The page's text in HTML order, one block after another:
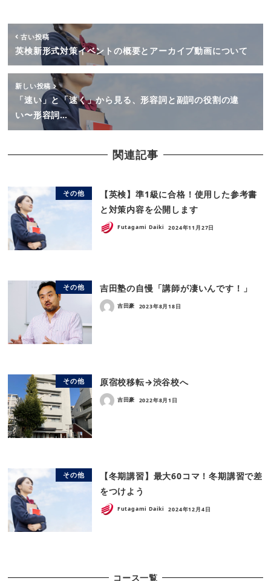
古い投稿
英検新形式対策イベントの概要とアーカイブ動画について
新しい投稿
「速い」と「速く」から見る、形容詞と副詞の役割の違
い〜形容詞…
関連記事
その他
【英検】準1級に合格！使用した参考書
と対策内容を公開します
Futagami Daiki 2024年11月27日
その他 吉田塾の自慢「講師が凄いんです！」
吉田豪 2023年8月18日
その他 原宿校移転→渋谷校へ
吉田豪 2022年8月1日
その他
【冬期講習】最大60コマ！冬期講習で差
をつけよう
Futagami Daiki 2024年12月4日
コース一覧